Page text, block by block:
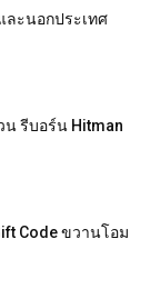
ละนอกประเทศ
น รีบอร์น Hitman
Code ขวานโอม